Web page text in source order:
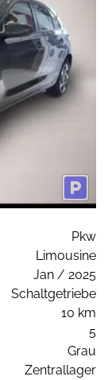
Pkw
Limousine
Jan / 2025
Schaltgetriebe
10 km
5
Grau
Zentrallager